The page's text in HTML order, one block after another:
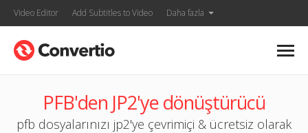
Video Editor Add Subtitles to Video Daha fazla
PFB'den JP2'ye dönüştürücü
pfb dosyalarınızı jp2'ye çevrimiçi & ücretsiz olarak